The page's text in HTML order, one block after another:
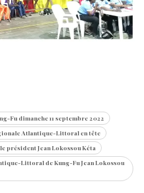
Fu dimanche 11 septembre 2022
Atlantique-Littoral en tête
le président Jean Lokossou Kéta
Littoral de Kung-Fu Jean Lokossou